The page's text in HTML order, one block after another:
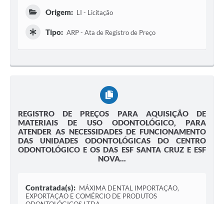
Origem: LI - Licitação
Tipo: ARP - Ata de Registro de Preço
REGISTRO DE PREÇOS PARA AQUISIÇÃO DE
MATERIAIS DE USO ODONTOLÓGICO, PARA
ATENDER AS NECESSIDADES DE FUNCIONAMENTO
DAS UNIDADES ODONTOLÓGICAS DO CENTRO
ODONTOLÓGICO E OS DAS ESF SANTA CRUZ E ESF
NOVA...
Contratada(s): MÁXIMA DENTAL IMPORTAÇÃO,
EXPORTAÇÃO E COMÉRCIO DE PRODUTOS